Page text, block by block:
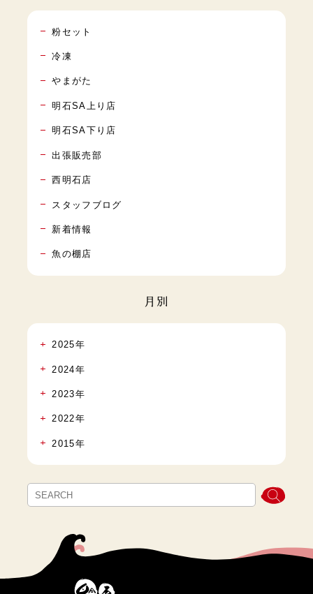
粉セット
冷凍
やまがた
明石SA上り店
明石SA下り店
出張販売部
西明石店
スタッフブログ
新着情報
魚の棚店
月別
2025年
2024年
2023年
2022年
2015年